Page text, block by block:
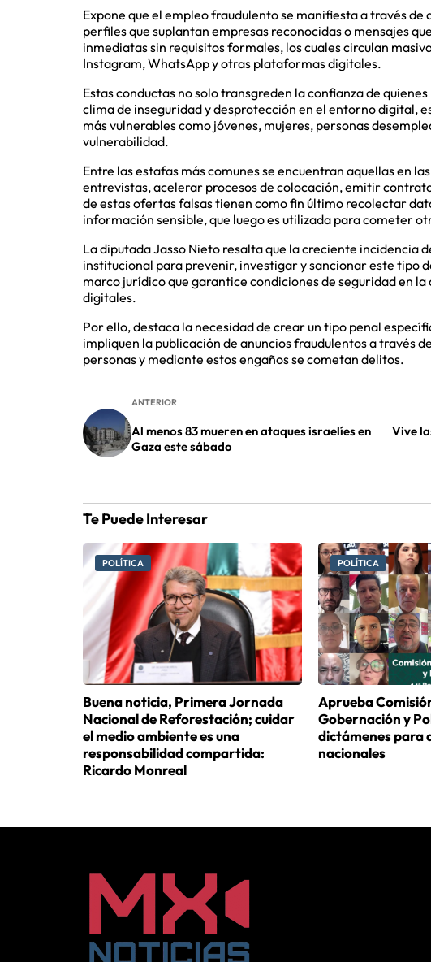
Expone que el empleo fraudulento se manifiesta a través
perfiles que suplantan empresas reconocidas o mensajes
inmediatas sin requisitos formales, los cuales circulan
Instagram, WhatsApp y otras plataformas digitales.
Estas conductas no solo transgreden la confianza de
clima de inseguridad y desprotección en el entorno digital,
más vulnerables como jóvenes, mujeres, personas
vulnerabilidad.
Entre las estafas más comunes se encuentran aquellas en
entrevistas, acelerar procesos de colocación, emitir
de estas ofertas falsas tienen como fin último recolectar
información sensible, que luego es utilizada para cometer
La diputada Jasso Nieto resalta que la creciente incidencia
institucional para prevenir, investigar y sancionar este tipo
marco jurídico que garantice condiciones de seguridad en
digitales.
Por ello, destaca la necesidad de crear un tipo penal
impliquen la publicación de anuncios fraudulentos a través
personas y mediante estos engaños se cometan delitos.
ANTERIOR
Al menos 83 mueren en ataques israelíes en
Gaza este sábado
Vive
Te Puede Interesar
POLÍTICA
Buena noticia, Primera Jornada
Nacional de Reforestación; cuidar
el medio ambiente es una
responsabilidad compartida:
Ricardo Monreal
POLÍTICA
Aprueba
Gobernación y
dictámenes para
nacionales